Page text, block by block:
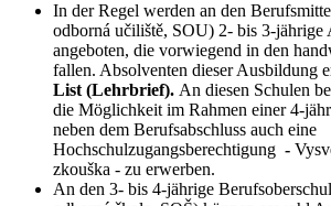
In der Regel werden an den
odborná učiliště, SOU) 2- bis 3-jährige
angeboten, die vorwiegend in den
fallen. Absolventen dieser Ausbildung
List (Lehrbrief). An diesen Schulen
die Möglichkeit im Rahmen einer 4-
neben dem Berufsabschluss auch eine
Hochschulzugangsberechtigung -
zkouška - zu erwerben.
An den 3- bis 4-jährige